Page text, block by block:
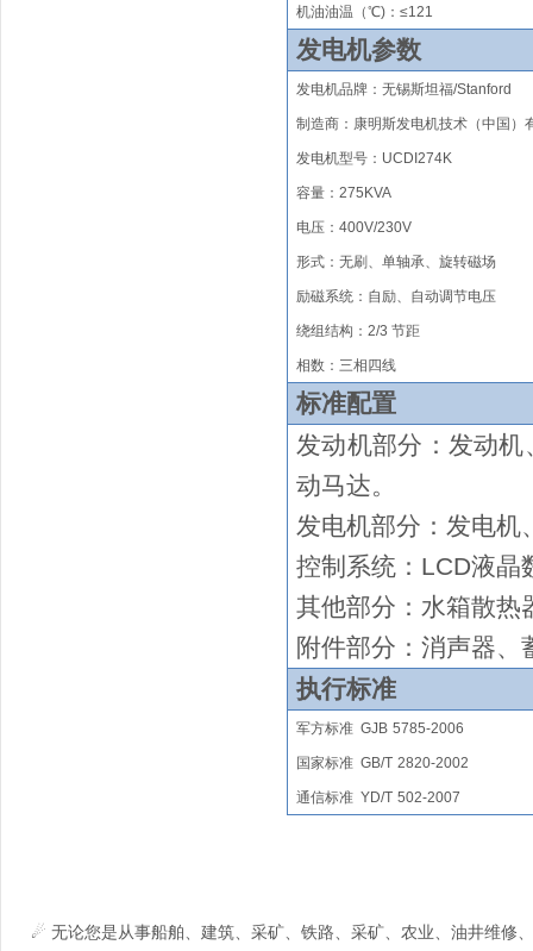
机油油温（℃)：≤121
发电机参数
发电机品牌 ：无锡斯坦福/Stanford
制造商：康明斯发电机技术（中国）
发电机型号： UCDI274K
容量：275KVA
电压：400V/230V
形式 ：无刷 、单轴承、旋转磁场
励磁系统 ： 自励、自动调节电压
绕组结构 ：2/3 节距
相数：三相四线
标准配置
发动机部分：发动机
动马达。
发电机部分：发电机
控制系统： LCD液晶
其他部分：水箱散热
附件部分：消声器、
执行标准
军方标准GJB 5785-2006
国家标准 GB/T 2820-2002
通信标准 YD/T 502-2007
☄ 无论您是从事船舶、建筑、采矿、铁路、采矿、农业、油井维修